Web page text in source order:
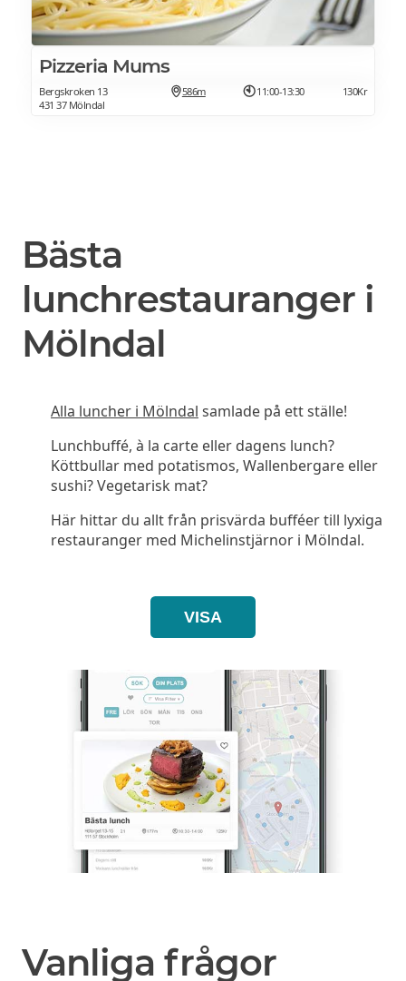
Pizzeria Mums
Bergskroken 13
431 37 Mölndal
586m 11:00-13:30 130Kr
Bästa
lunchrestauranger i
Mölndal
Alla luncher i Mölndal samlade på ett ställe!
Lunchbuffé, à la carte eller dagens lunch?
Köttbullar med potatismos, Wallenbergare eller
sushi? Vegetarisk mat?
Här hittar du allt från prisvärda bufféer till lyxiga
restauranger med Michelinstjärnor i Mölndal.
VISA
Vanliga frågor